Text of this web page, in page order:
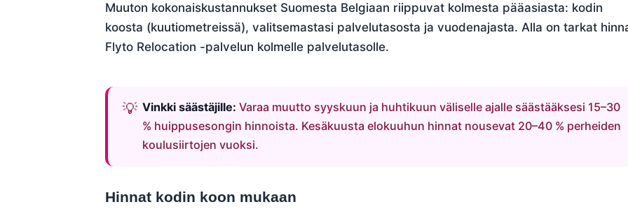
Muuton kokonaiskustannukset Suomesta Belgiaan riippuvat kolmesta pääasiasta: kodin
koosta (kuutiometreissä), valitsemastasi palvelutasosta ja vuodenajasta. Alla on tarkat
Flyto Relocation -palvelun kolmelle palvelutasolle.
Vinkki säästäjille: Varaa muutto syyskuun ja huhtikuun väliselle ajalle säästääksesi 15–30
% huippusesongin hinnoista. Kesäkuusta elokuuhun hinnat nousevat 20–40 % perheiden
koulusiirtojen vuoksi.
Hinnat kodin koon mukaan